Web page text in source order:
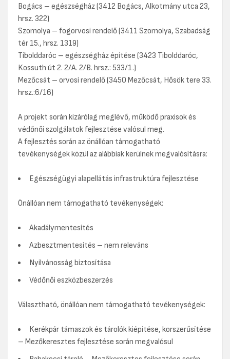
Bogács – egészségház (3412 Bogács, Alkotmány utca 23,
hrsz. 322)
Szomolya – fogorvosi rendelő (3411 Szomolya, Szabadság
tér 15., hrsz. 1319)
Tibolddaróc – egészségház építése (3423 Tibolddaróc,
Kossuth út 2. 2/A. 2/B. hrsz.: 533/1.)
Mezőcsát – orvosi rendelő (3450 Mezőcsát, Hősök tere 33.
hrsz.:6/16)
A projekt során kizárólag meglévő, működő praxisok és
védőnői szolgálatok fejlesztése valósul meg.
A fejlesztés során az önállóan támogatható
tevékenységek közül az alábbiak kerülnek megvalósításra:
Egészségügyi alapellátás infrastruktúra fejlesztése
Önállóan nem támogatható tevékenységek:
Akadálymentesítés
Azbesztmentesítés – nem releváns
Nyilvánosság biztosítása
Védőnői eszközbeszerzés
Választható, önállóan nem támogatható tevékenységek:
Kerékpár támaszok és tárolók kiépítése, korszerűsítése
– Mezőkeresztes fejlesztése során megvalósul